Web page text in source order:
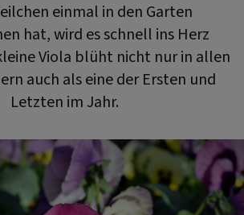
einmal in den Garten
hat, wird es schnell ins Herz
Viola blüht nicht nur in allen
auch als eine der Ersten und
Letzten im Jahr.